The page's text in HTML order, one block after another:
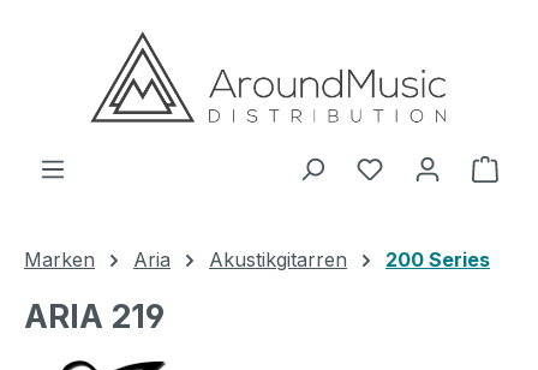
Zum Hauptinhalt springen
Marken Aria Akustikgitarren 200 Series
ARIA 219